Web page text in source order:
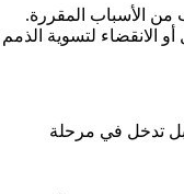
من الأسباب المقررة.
أو الانقضاء لتسوية الذمم
بل تدخل في مرحلة